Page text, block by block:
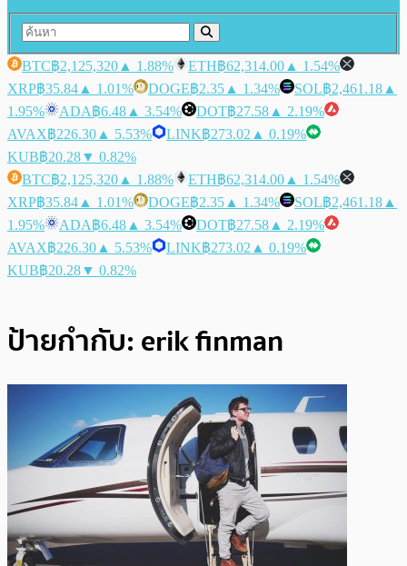
BTC฿2,125,320 ▲ 1.88% ETH฿62,314.00 ▲ 1.54%
XRP฿35.84 ▲ 1.01% DOGE฿2.35 ▲ 1.34% SOL฿2,461.18 ▲
1.95%
ADA฿6.48 ▲ 3.54% DOT฿27.58 ▲ 2.19%
AVAX฿226.30 ▲ 5.53% LINK฿273.02 ▲ 0.19%
KUB฿20.28▼ 0.82%
BTC฿2,125,320 ▲ 1.88% ETH฿62,314.00 ▲ 1.54%
XRP฿35.84 ▲ 1.01% DOGE฿2.35 ▲ 1.34% SOL฿2,461.18 ▲
1.95%
ADA฿6.48 ▲ 3.54% DOT฿27.58 ▲ 2.19%
AVAX฿226.30 ▲ 5.53% LINK฿273.02 ▲ 0.19%
KUB฿20.28▼ 0.82%
ป้ายกำกับ: erik finman